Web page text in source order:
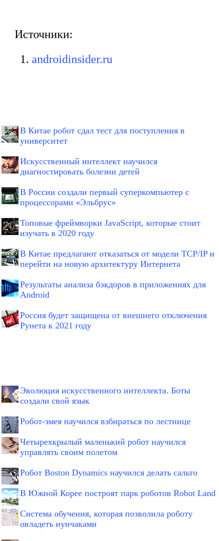
Источники:
androidinsider.ru
В Китае робот сдал тест для поступления в
университет
Искусственный интеллект научился
диагностировать болезни детей
В России создали первый суперкомпьютер с
процессорами «Эльбрус»
Топовые фреймворки JavaScript, которые стоит
изучать в 2020 году
В Китае предлагают отказаться от модели TCP/IP и
перейти на новую архитектуру Интернета
Результаты анализа бэкдоров в приложениях для
Android
Россия будет защищена от внешнего отключения
Рунета к 2021 году
Эволюция искусственного интеллекта. Боты
создали свой язык
Робот-змея научился взбираться по лестнице
Четырехкрылый маленький робот научился
управлять своим полетом
Робот Boston Dynamics научился делать сальто
В Южной Корее построят парк роботов Robot Land
Система обучения, которая позволила роботу
овладеть нунчаками